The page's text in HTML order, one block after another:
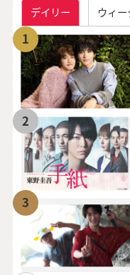
デイリー ウィ
1
2
3